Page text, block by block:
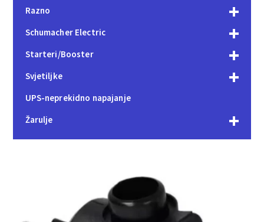
Razno
Schumacher Electric
Starteri/Booster
Svjetiljke
UPS-neprekidno napajanje
Žarulje